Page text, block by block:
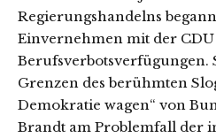
Regierungshandelns
Einvernehmen mit der
Berufsverbotsverfügungen.
Grenzen des berühmten
Demokratie wagen“ von
Brandt am Problemfall der